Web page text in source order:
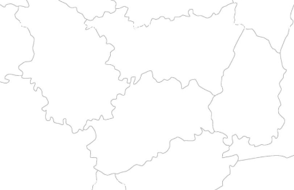
storici.